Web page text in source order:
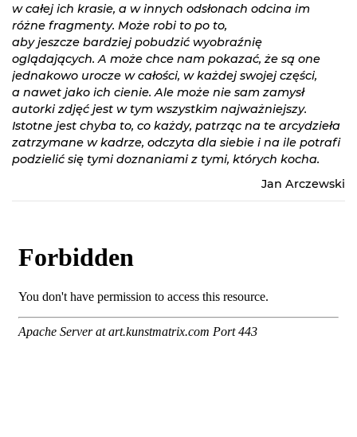
w całej ich krasie, a w innych odsłonach odcina im
różne fragmenty. Może robi to po to,
aby jeszcze bardziej pobudzić wyobraźnię
oglądających. A może chce nam pokazać, że są one
jednakowo urocze w całości, w każdej swojej części,
a nawet jako ich cienie. Ale może nie sam zamysł
autorki zdjęć jest w tym wszystkim najważniejszy.
Istotne jest chyba to, co każdy, patrząc na te arcydzieła
zatrzymane w kadrze, odczyta dla siebie i na ile potrafi
podzielić się tymi doznaniami z tymi, których kocha.
Jan Arczewski